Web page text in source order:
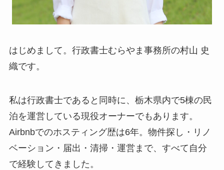
はじめまして。行政書士むらやま事務所の村山 史
織です。
私は行政書士であると同時に、栃木県内で5棟の民
泊を運営している現役オーナーでもあります。
Airbnbでのホスティング歴は6年。物件探し・リノ
ベーション・届出・清掃・運営まで、すべて自分
で経験してきました。